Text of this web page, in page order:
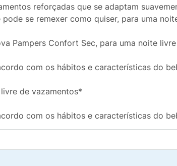
reforçadas que se adaptam
se remexer como quiser, para uma
Pampers Confort Sec, para uma noite
com os hábitos e características do
de vazamentos*
com os hábitos e características do
Antivazamentos: se adaptam suavemente